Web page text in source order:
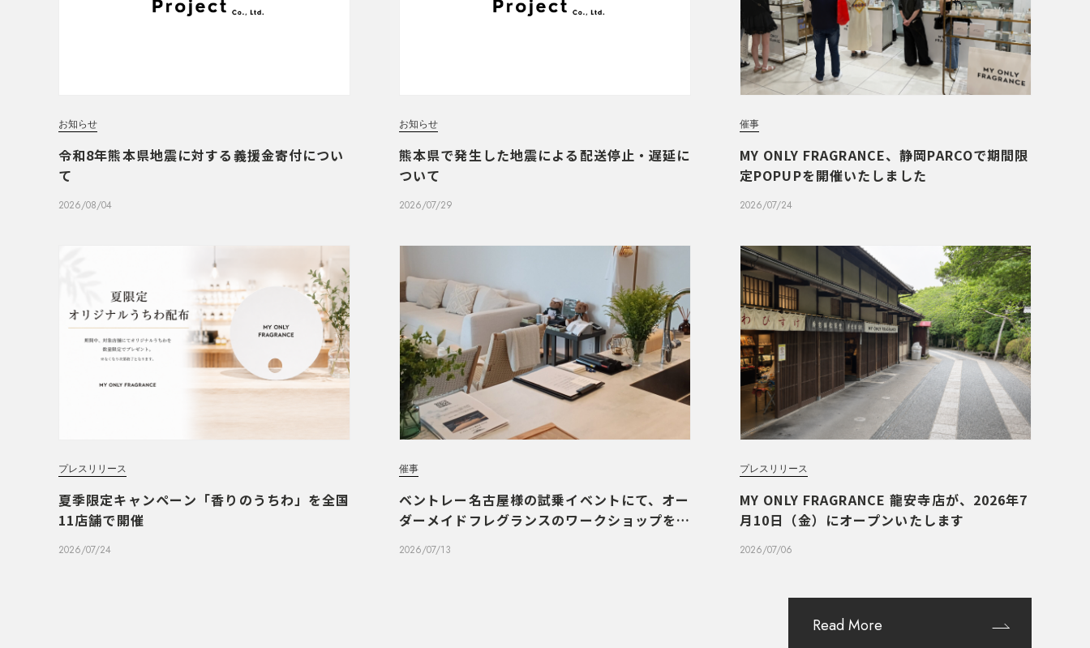
お知らせ
令和8年熊本県地震に対する義援金寄付につい
て
2026/08/04
お知らせ
熊本県で発生した地震による配送停止・遅延に
ついて
2026/07/29
催事
MY ONLY FRAGRANCE、静岡PARCOで期間限
定POPUPを開催いたしました
2026/07/24
プレスリリース
夏季限定キャンペーン「香りのうちわ」を全国
11店舗で開催
2026/07/24
催事
ベントレー名古屋様の試乗イベントにて、オー
ダーメイドフレグランスのワークショップを実
2026/07/13
プレスリリース
MY ONLY FRAGRANCE 龍安寺店が、2026年7
月10日（金）にオープンいたします
2026/07/06
Read More